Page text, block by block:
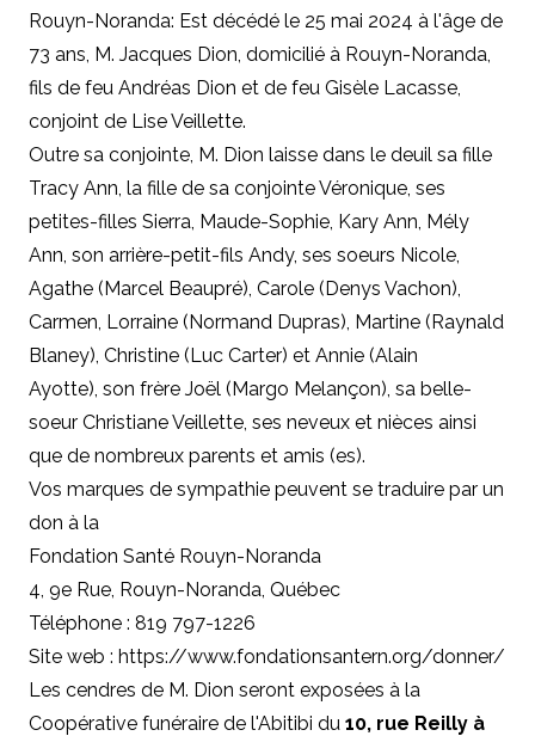
Rouyn-Noranda: Est décédé le 25 mai 2024 à l'âge de
73 ans, M. Jacques Dion, domicilié à Rouyn-Noranda,
fils de feu Andréas Dion et de feu Gisèle Lacasse,
conjoint de Lise Veillette.
Outre sa conjointe, M. Dion laisse dans le deuil sa fille
Tracy Ann, la fille de sa conjointe Véronique, ses
petites-filles Sierra, Maude-Sophie, Kary Ann, Mély
Ann, son arrière-petit-fils Andy, ses soeurs Nicole,
Agathe (Marcel Beaupré), Carole (Denys Vachon),
Carmen, Lorraine (Normand Dupras), Martine (Raynald
Blaney), Christine (Luc Carter) et Annie (Alain
Ayotte), son frère Joël (Margo Melançon), sa belle-
soeur Christiane Veillette, ses neveux et nièces ainsi
que de nombreux parents et amis (es).
Vos marques de sympathie peuvent se traduire par un
don à la
Fondation Santé Rouyn-Noranda
4, 9e Rue, Rouyn-Noranda, Québec
Téléphone : 819 797-1226
Site web : https://www.fondationsantern.org/donner/
Les cendres de M. Dion seront exposées à la
Coopérative funéraire de l'Abitibi du 10, rue Reilly à